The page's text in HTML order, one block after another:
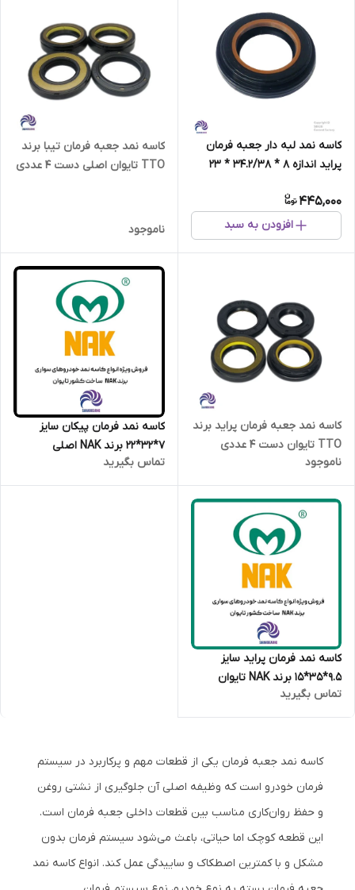
کاسه نمد لبه دار جعبه فرمان
پراید اندازه 8 * 34.2/38 * 23
445,000
افزودن به سبد
کاسه نمد جعبه فرمان تیبا برند
TTO تایوان اصلی دست 4 عددی
ناموجود
کاسه نمد جعبه فرمان پراید برند
TTO تایوان دست 4 عددی
ناموجود
کاسه نمد فرمان پیکان سایز
7*32*22 برند NAK اصلی
تماس بگیرید
کاسه نمد فرمان پراید سایز
9.5*35*15 برند NAK تایوان
اصلی
تماس بگیرید
کاسه نمد جعبه فرمان یکی از قطعات مهم و پرکاربرد در سیستم
فرمان خودرو است که وظیفه اصلی آن جلوگیری از نشتی روغن
و حفظ روان‌کاری مناسب بین قطعات داخلی جعبه فرمان است.
این قطعه کوچک اما حیاتی، باعث می‌شود سیستم فرمان بدون
مشکل و با کمترین اصطکاک و ساییدگی عمل کند. انواع کاسه نمد